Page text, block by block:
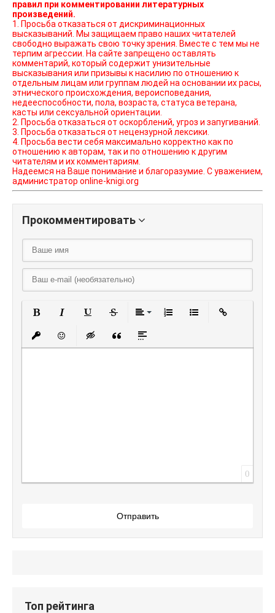
правил при комментировании литературных
произведений.
1. Просьба отказаться от дискриминационных
высказываний. Мы защищаем право наших читателей
свободно выражать свою точку зрения. Вместе с тем мы не
терпим агрессии. На сайте запрещено оставлять
комментарий, который содержит унизительные
высказывания или призывы к насилию по отношению к
отдельным лицам или группам людей на основании их расы,
этнического происхождения, вероисповедания,
недееспособности, пола, возраста, статуса ветерана,
касты или сексуальной ориентации.
2. Просьба отказаться от оскорблений, угроз и запугиваний.
3. Просьба отказаться от нецензурной лексики.
4. Просьба вести себя максимально корректно как по
отношению к авторам, так и по отношению к другим
читателям и их комментариям.
Надеемся на Ваше понимание и благоразумие. С уважением,
администратор online-knigi.org
Прокомментировать
Вставить защищенную ссылку
Вставить смайлик
Вставка скрытого текста
Вставка цитаты
Вставка спойлера
0
Отправить
Топ рейтинга